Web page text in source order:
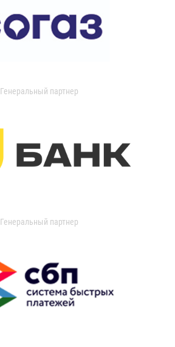
Генеральный партнер
Генеральный партнер